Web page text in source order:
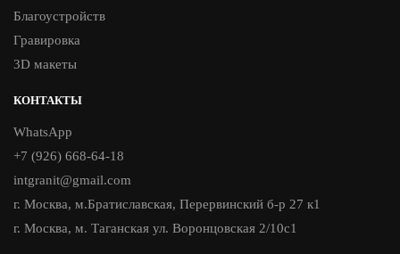
Благоустройств
Гравировка
3D макеты
КОНТАКТЫ
WhatsApp
+7 (926) 668-64-18
intgranit@gmail.com
г. Москва, м.Братиславская, Перервинский б-р 27 к1
г. Москва, м. Таганская ул. Воронцовская 2/10с1